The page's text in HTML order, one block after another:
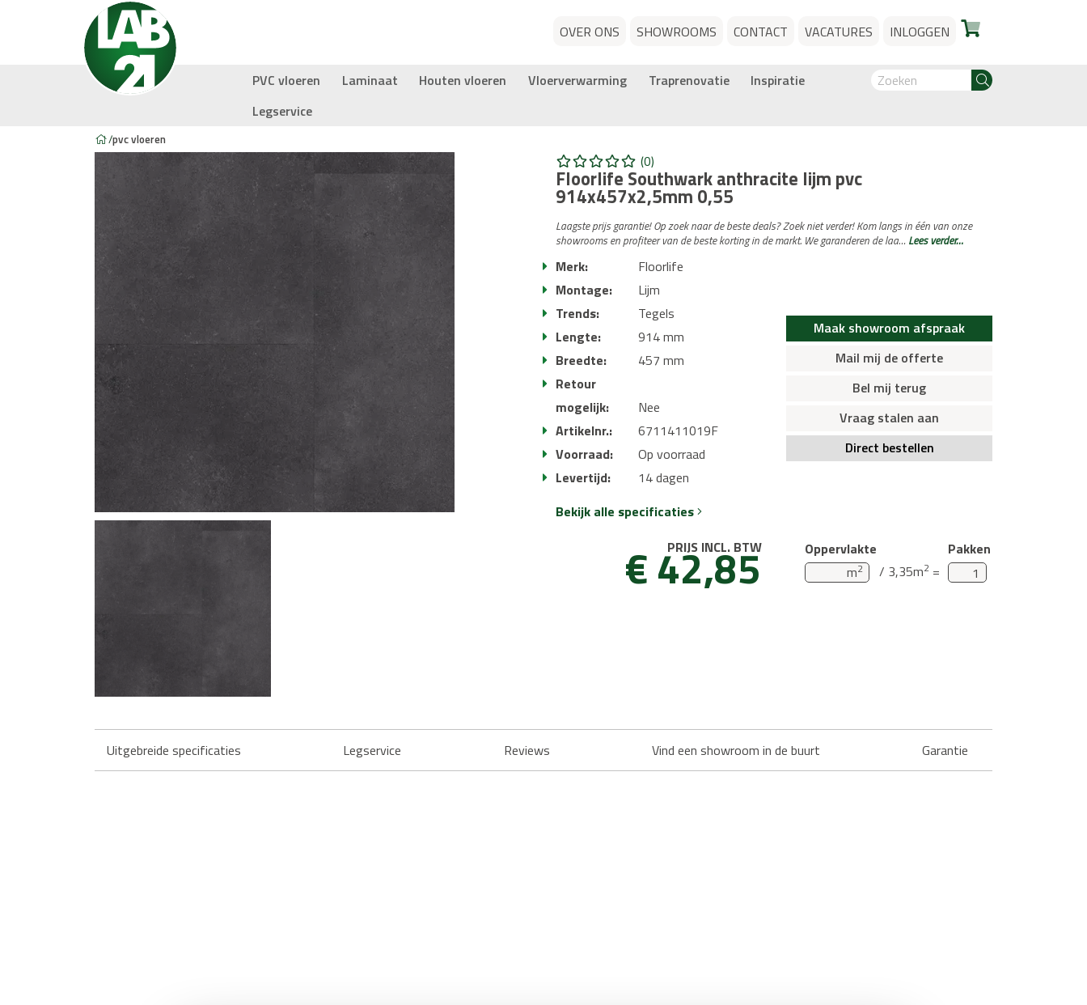
OVER ONS SHOWROOMS CONTACT VACATURES INLOGGEN
PVC vloeren Laminaat Houten vloeren Vloerverwarming Traprenovatie
Inspiratie
Legservice
/pvc vloeren
(0)
Floorlife Southwark anthracite lijm pvc
914x457x2,5mm 0,55
Laagste prijs garantie! Op zoek naar de beste deals? Zoek niet verder! Kom langs in één van onze
showrooms en profiteer van de beste korting in de markt. We garanderen de laa… Lees verder…
Merk:
Floorlife
Montage:
Lijm
Trends:
Tegels
Lengte:
914 mm
Breedte:
457 mm
Retour
mogelijk:
Nee
Artikelnr.:
6711411019F
Voorraad:
Op voorraad
Levertijd:
14 dagen
Bekijk alle specificaties
Maak showroom afspraak
Mail mij de offerte
Bel mij terug
Vraag stalen aan
Direct bestellen
PRIJS INCL. BTW
€ 42,85 Oppervlakte
Pakken
m2 / 3,35m2 =
Uitgebreide specificaties Legservice Reviews Vind een showroom in de buurt Garantie